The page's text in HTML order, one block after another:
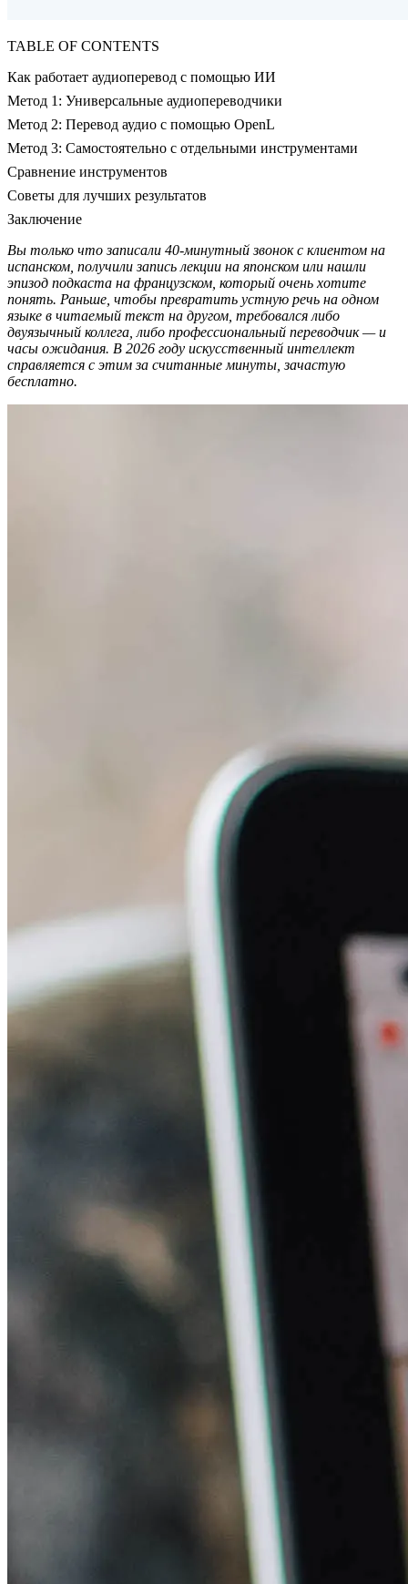
TABLE OF CONTENTS
Как работает аудиоперевод с помощью ИИ
Метод 1: Универсальные аудиопереводчики
Метод 2: Перевод аудио с помощью OpenL
Метод 3: Самостоятельно с отдельными инструментами
Сравнение инструментов
Советы для лучших результатов
Заключение
Вы только что записали 40-минутный звонок с клиентом на
испанском, получили запись лекции на японском или нашли
эпизод подкаста на французском, который очень хотите
понять. Раньше, чтобы превратить устную речь на одном
языке в читаемый текст на другом, требовался либо
двуязычный коллега, либо профессиональный переводчик — и
часы ожидания. В 2026 году искусственный интеллект
справляется с этим за считанные минуты, зачастую
бесплатно.